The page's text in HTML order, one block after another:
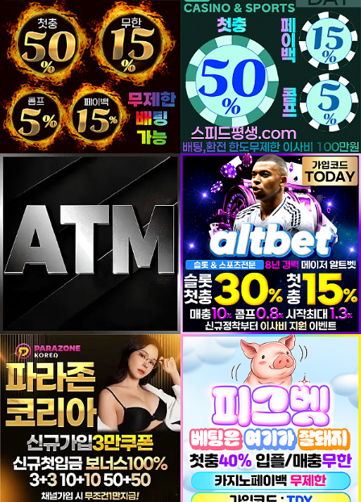
등록일 등록일
등록일 등록일
등록일 등록일